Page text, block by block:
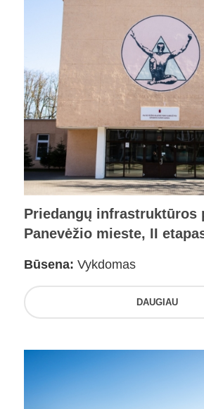
Priedangų infrastruktūros
Panevėžio mieste, II
Būsena: Vykdomas
DAUGIAU